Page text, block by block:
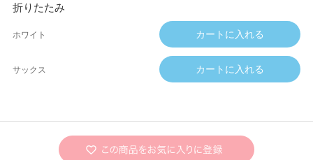
折りたたみ
ホワイト
サックス